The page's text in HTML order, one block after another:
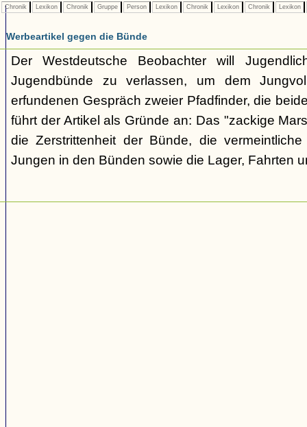
Chronik Lexikon Chronik Gruppe Person Lexikon Chronik Lexikon Chronik Lexikon
Werbeartikel gegen die Bünde
Der Westdeutsche Beobachter will
Jugendbünde zu verlassen, um dem
erfundenen Gespräch zweier Pfadfinder, die
führt der Artikel als Gründe an: Das "zackige
die Zerstrittenheit der Bünde, die
Jungen in den Bünden sowie die Lager, Fahrten